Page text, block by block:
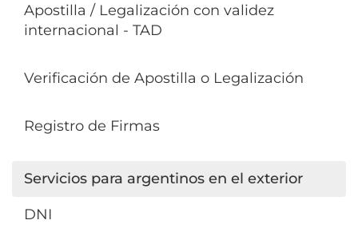
Apostilla / Legalización con validez
internacional - TAD
Verificación de Apostilla o Legalización
Registro de Firmas
Servicios para argentinos en el exterior
DNI